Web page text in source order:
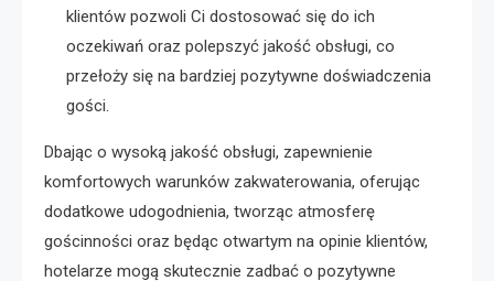
klientów pozwoli Ci dostosować się do ich
oczekiwań oraz polepszyć jakość obsługi, co
przełoży się na bardziej pozytywne doświadczenia
gości.
Dbając o wysoką jakość obsługi, zapewnienie
komfortowych warunków zakwaterowania, oferując
dodatkowe udogodnienia, tworząc atmosferę
gościnności oraz będąc otwartym na opinie klientów,
hotelarze mogą skutecznie zadbać o pozytywne